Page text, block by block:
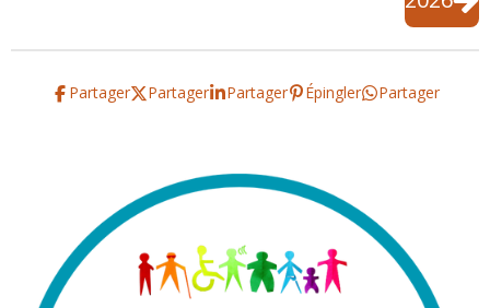
Partager Partager Partager Épingler Partager